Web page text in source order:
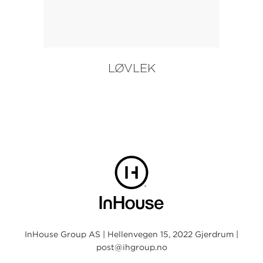
LØVLEK
InHouse Group AS | Hellenvegen 15, 2022 Gjerdrum |
post@ihgroup.no